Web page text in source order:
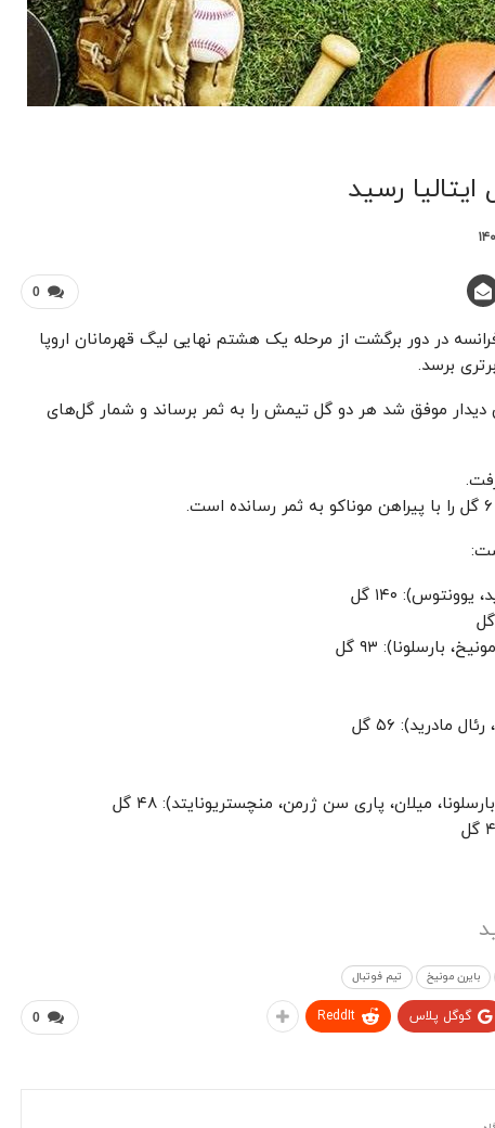
ایتالیا رسید
0
در دور برگشت از مرحله یک هشتم نهایی لیگ قهرمانان اروپا
دیدار موفق شد هر دو گل تیمش را به ثمر برساند و شمار گل‌های
۱۴۰ گل
بارسلونا): ۹۳ گل
مادرید): ۵۶ گل
میلان، پاری سن ژرمن، منچستریونایتد): ۴۸ گل
بایرن مونیخ تیم فوتبال
0 گوگل پلاس ReddIt